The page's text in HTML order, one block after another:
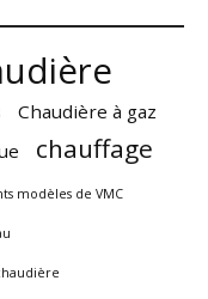
Chaudière à gaz
chauffage
modèles de VMC